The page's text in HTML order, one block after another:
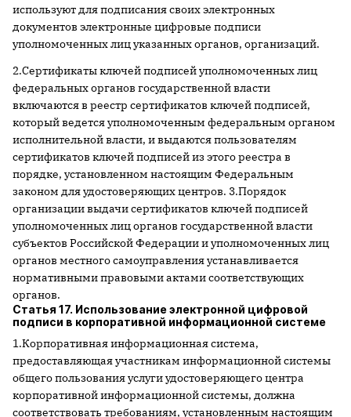
используют для подписания своих электронных
документов электронные цифровые подписи
уполномоченных лиц указанных органов, организаций.
2.Сертификаты ключей подписей уполномоченных лиц
федеральных органов государственной власти
включаются в реестр сертификатов ключей подписей,
который ведется уполномоченным федеральным органом
исполнительной власти, и выдаются пользователям
сертификатов ключей подписей из этого реестра в
порядке, установленном настоящим Федеральным
законом для удостоверяющих центров. 3.Порядок
организации выдачи сертификатов ключей подписей
уполномоченных лиц органов государственной власти
субъектов Российской Федерации и уполномоченных лиц
органов местного самоуправления устанавливается
нормативными правовыми актами соответствующих
органов.
Статья 17. Использование электронной цифровой
подписи в корпоративной информационной системе
1.Корпоративная информационная система,
предоставляющая участникам информационной системы
общего пользования услуги удостоверяющего центра
корпоративной информационной системы, должна
соответствовать требованиям, установленным настоящим